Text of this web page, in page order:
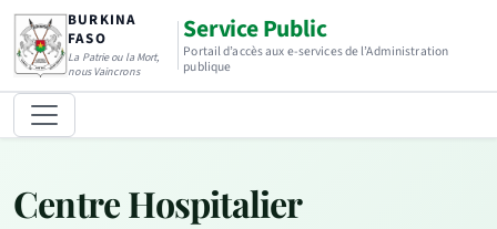
BURKINA
FASO
La Patrie ou la Mort,
nous Vaincrons
Service Public
Portail d’accès aux e-services de l’Administration
publique
Centre Hospitalier